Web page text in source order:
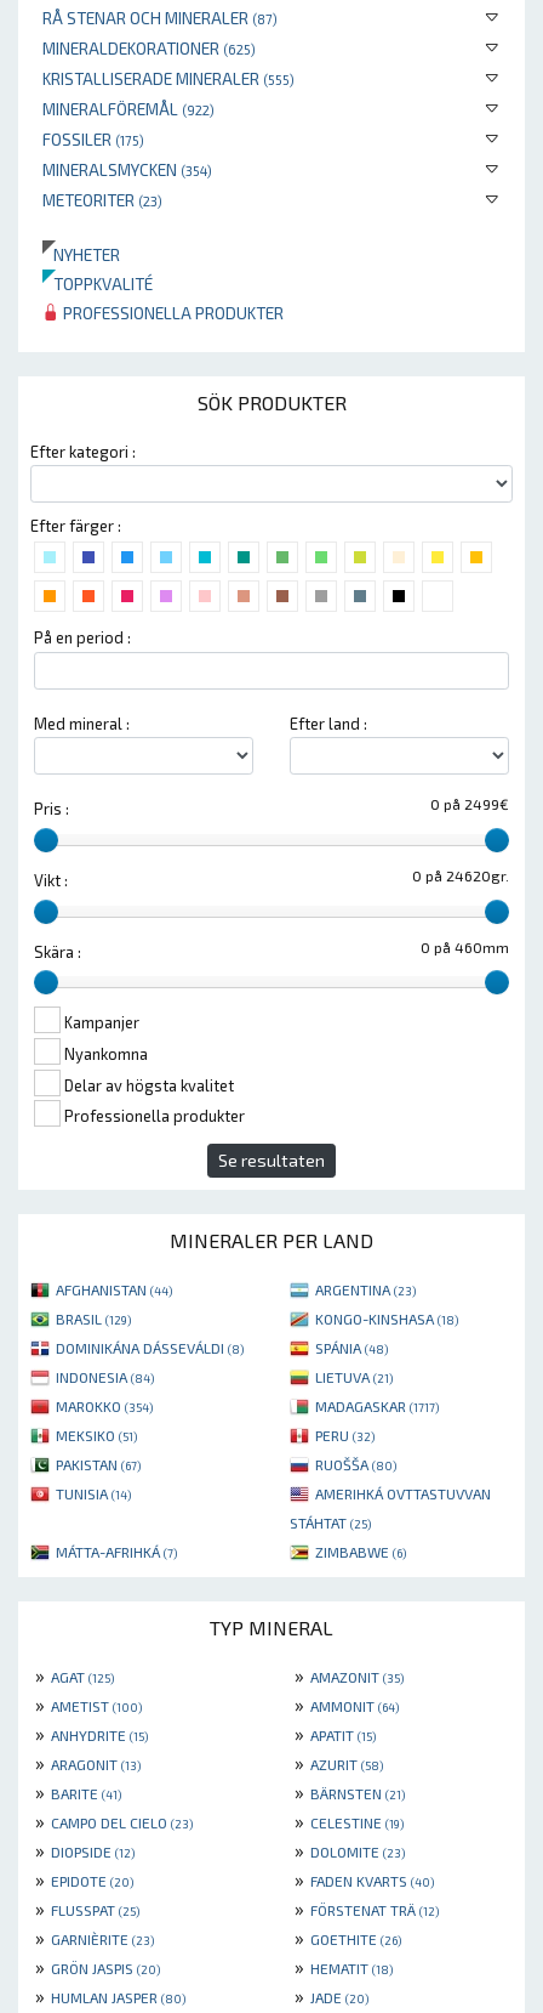
RÅ STENAR OCH MINERALER (87)
MINERALDEKORATIONER (625)
KRISTALLISERADE MINERALER (555)
MINERALFÖREMÅL (922)
FOSSILER (175)
MINERALSMYCKEN (354)
METEORITER (23)
NYHETER
TOPPKVALITÉ
PROFESSIONELLA PRODUKTER
SÖK PRODUKTER
Efter kategori :
Efter färger :
På en period :
Med mineral : Efter land :
0 på 2499€
Pris :
0 på 24620gr.
Vikt :
0 på 460mm
Skära :
Kampanjer
Nyankomna
Delar av högsta kvalitet
Professionella produkter
Se resultaten
MINERALER PER LAND
AFGHANISTAN (44) ARGENTINA (23)
BRASIL (129) KONGO-KINSHASA (18)
DOMINIKÁNA DÁSSEVÁLDI (8) SPÁNIA (48)
INDONESIA (84) LIETUVA (21)
MAROKKO (354) MADAGASKAR (1717)
MEKSIKO (51) PERU (32)
PAKISTAN (67) RUOŠŠA (80)
TUNISIA (14)
AMERIHKÁ OVTTASTUVVAN
STÁHTAT (25)
MÁTTA-AFRIHKÁ (7) ZIMBABWE (6)
TYP MINERAL
» AGAT (125) » AMAZONIT (35)
» AMETIST (100) » AMMONIT (64)
» ANHYDRITE (15) » APATIT (15)
» ARAGONIT (13) » AZURIT (58)
» BARITE (41) » BÄRNSTEN (21)
» CAMPO DEL CIELO (23) » CELESTINE (19)
» DIOPSIDE (12) » DOLOMITE (23)
» EPIDOTE (20) » FADEN KVARTS (40)
» FLUSSPAT (25) » FÖRSTENAT TRÄ (12)
» GARNIÈRITE (23) » GOETHITE (26)
» GRÖN JASPIS (20) » HEMATIT (18)
» HUMLAN JASPER (80) » JADE (20)